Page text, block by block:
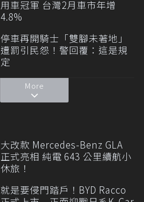
用車冠軍 台灣2月車市年增
4.8%
停車再開騎士「雙腳未著地」
遭罰引民怨！警回覆：這是規
定
More
大改款 Mercedes-Benz GLA
正式亮相 純電 643 公里續航小
休旅！
就是要侵門踏戶！BYD Racco